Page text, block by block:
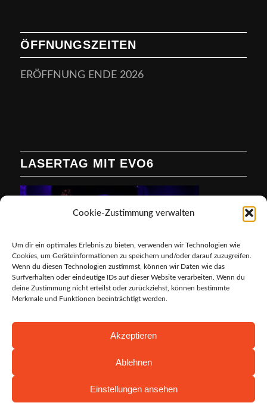
Cookie-Zustimmung verwalten
Um dir ein optimales Erlebnis zu bieten, verwenden wir Technologien wie
Cookies, um Geräteinformationen zu speichern und/oder darauf zuzugreifen.
Wenn du diesen Technologien zustimmst, können wir Daten wie das
Surfverhalten oder eindeutige IDs auf dieser Website verarbeiten. Wenn du
deine Zustimmung nicht erteilst oder zurückziehst, können bestimmte
Merkmale und Funktionen beeinträchtigt werden.
Akzeptieren
Ablehnen
Einstellungen ansehen
ÖFFNUNGSZEITEN
ERÖFFNUNG ENDE 2026
LASERTAG MIT EVO6
© 2026 Muster – Alle Rechte vorbehalten